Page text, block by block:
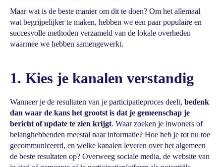
Maar wat is de beste manier om dit te doen? Om het allemaal
wat begrijpelijker te maken, hebben we een paar populaire en
succesvolle methoden verzameld van de lokale overheden
waarmee we hebben samengewerkt.
1. Kies je kanalen verstandig
Wanneer je de resultaten van je participatieproces deelt, bedenk
dan waar de kans het grootst is dat je gemeenschap je
bericht of update te zien krijgt. Waar zoeken je inwoners of
belanghebbenden meestal naar informatie? Hoe heb je tot nu toe
gecommuniceerd, en welke kanalen leveren over het algemeen
de beste resultaten op? Overweeg sociale media, de website van